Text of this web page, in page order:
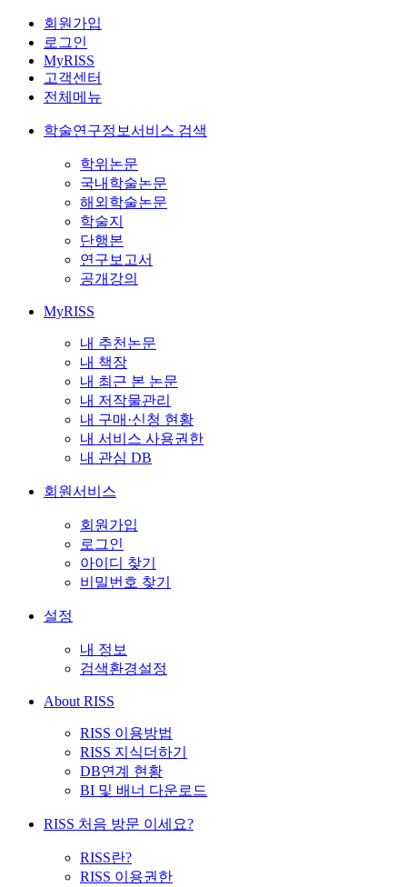
회원가입
로그인
MyRISS
고객센터
전체메뉴
학술연구정보서비스 검색
학위논문
국내학술논문
해외학술논문
학술지
단행본
연구보고서
공개강의
MyRISS
내 추천논문
내 책장
내 최근 본 논문
내 저작물관리
내 구매·신청 현황
내 서비스 사용권한
내 관심 DB
회원서비스
회원가입
로그인
아이디 찾기
비밀번호 찾기
설정
내 정보
검색환경설정
About RISS
RISS 이용방법
RISS 지식더하기
DB연계 현황
BI 및 배너 다운로드
RISS 처음 방문 이세요?
RISS란?
RISS 이용권한